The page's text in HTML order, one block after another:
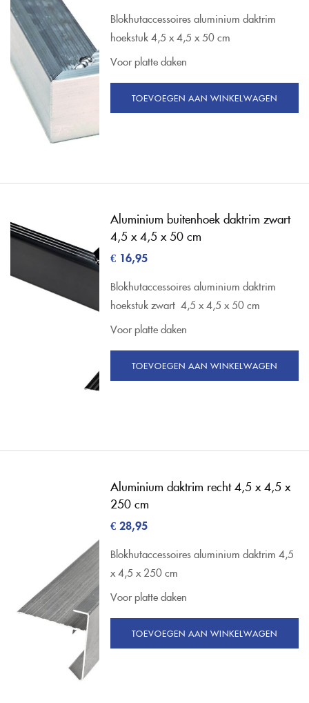
Blokhutaccessoires aluminium daktrim
hoekstuk 4,5 x 4,5 x 50 cm
Voor platte daken
TOEVOEGEN AAN WINKELWAGEN
Aluminium buitenhoek daktrim zwart
4,5 x 4,5 x 50 cm
€16,95
Blokhutaccessoires aluminium daktrim
hoekstuk zwart 4,5 x 4,5 x 50 cm
Voor platte daken
TOEVOEGEN AAN WINKELWAGEN
Aluminium daktrim recht 4,5 x 4,5 x
250 cm
€28,95
Blokhutaccessoires aluminium daktrim 4,5
x 4,5 x 250 cm
Voor platte daken
TOEVOEGEN AAN WINKELWAGEN